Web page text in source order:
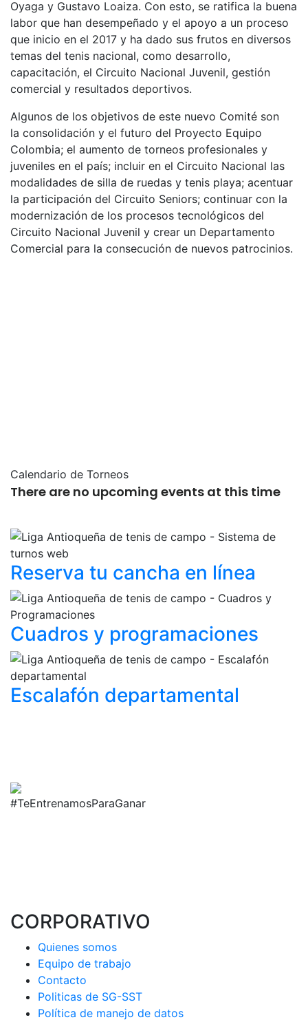
Oyaga y Gustavo Loaiza. Con esto, se ratifica la buena
labor que han desempeñado y el apoyo a un proceso
que inicio en el 2017 y ha dado sus frutos en diversos
temas del tenis nacional, como desarrollo,
capacitación, el Circuito Nacional Juvenil, gestión
comercial y resultados deportivos.
Algunos de los objetivos de este nuevo Comité son
la consolidación y el futuro del Proyecto Equipo
Colombia; el aumento de torneos profesionales y
juveniles en el país; incluir en el Circuito Nacional las
modalidades de silla de ruedas y tenis playa; acentuar
la participación del Circuito Seniors; continuar con la
modernización de los procesos tecnológicos del
Circuito Nacional Juvenil y crear un Departamento
Comercial para la consecución de nuevos patrocinios.
Calendario de Torneos
There are no upcoming events at this time
Reserva tu cancha en línea
Cuadros y programaciones
Escalafón departamental
#TeEntrenamosParaGanar
CORPORATIVO
Quienes somos
Equipo de trabajo
Contacto
Politicas de SG-SST
Política de manejo de datos